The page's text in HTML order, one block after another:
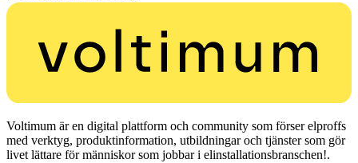
Voltimum är en digital plattform och community som förser elproffs
med verktyg, produktinformation, utbildningar och tjänster som gör
livet lättare för människor som jobbar i elinstallationsbranschen!.